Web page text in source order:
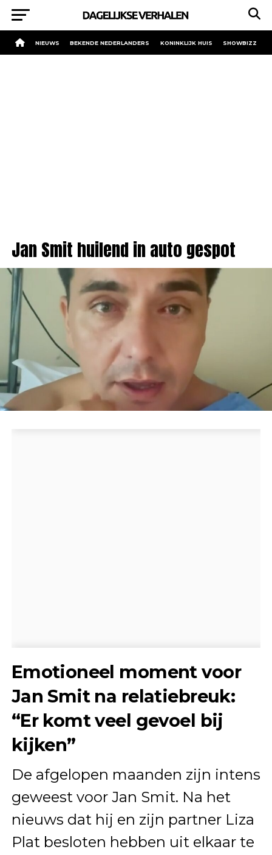
NIEUWS BEKENDE NEDERLANDERS KONINKLIJK HUIS SHOWBIZZ
Jan Smit huilend in auto gespot
Emotioneel moment voor
Jan Smit na relatiebreuk:
“Er komt veel gevoel bij
kijken”
De afgelopen maanden zijn intens
geweest voor Jan Smit. Na het
nieuws dat hij en zijn partner Liza
Plat besloten hebben uit elkaar te